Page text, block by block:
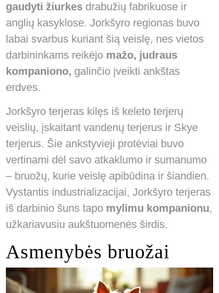
gaudyti žiurkes drabužių fabrikuose ir
anglių kasyklose. Jorkšyro regionas buvo
labai svarbus kuriant šią veislę, nes vietos
darbininkams reikėjo mažo, judraus
kompaniono, galinčio įveikti ankštas
erdves.
Jorkšyro terjeras kilęs iš keleto terjerų
veislių, įskaitant vandenų terjerus ir Skye
terjerus. Šie ankstyvieji protėviai buvo
vertinami dėl savo atkaklumo ir sumanumo
– bruožų, kurie veislę apibūdina ir šiandien.
Vystantis industrializacijai, Jorkšyro terjeras
iš darbinio šuns tapo mylimu kompanionu,
užkariavusiu aukštuomenės širdis.
Asmenybės bruožai